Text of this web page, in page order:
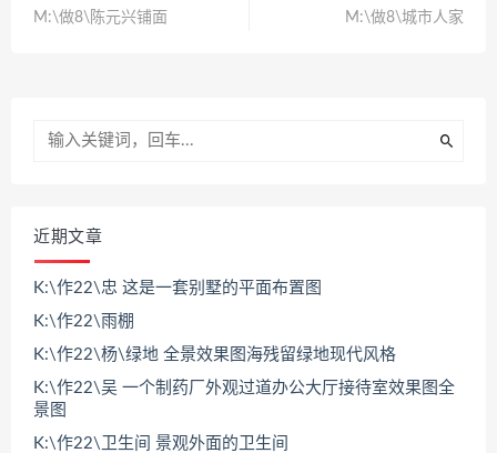
M:\做8\陈元兴铺面
M:\做8\城市人家
近期文章
K:\作22\忠 这是一套别墅的平面布置图
K:\作22\雨棚
K:\作22\杨\绿地 全景效果图海残留绿地现代风格
K:\作22\吴 一个制药厂外观过道办公大厅接待室效果图全
景图
K:\作22\卫生间 景观外面的卫生间